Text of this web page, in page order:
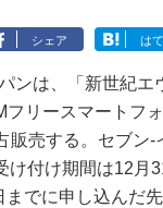
シェア は
ンは、「新世紀エ
フリースマートフ
販売する。セブン
け付け期間は12月
でに申し込んだ